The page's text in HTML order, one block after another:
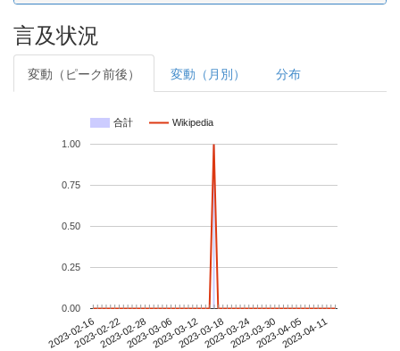
言及状況
変動（ピーク前後） 変動（月別） 分布
合計 Wikipedia
2023-02-162023-02-222023-02-282023-03-062023-03-122023-03-182023-03-242023-03-302023-04-052023-04-11
0.00
0.25
0.50
0.75
1.00